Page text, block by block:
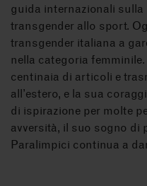
guida internazionali sulla
transgender allo sport.
transgender italiana a
nella categoria
centinaia di articoli e
all’estero, e la sua
di ispirazione per molte
avversità, il suo sogno di
Paralimpici continua a